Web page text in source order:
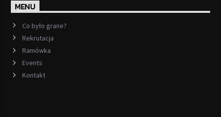
MENU
Co było grane?
Rekrutacja
Ramówka
Events
Kontakt